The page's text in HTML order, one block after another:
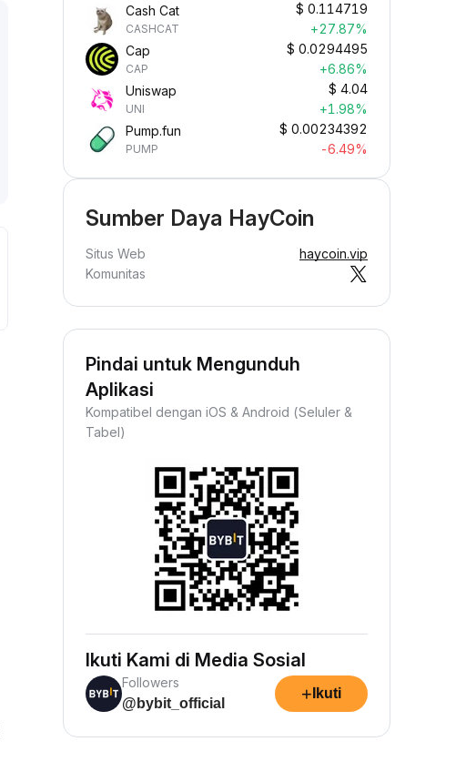
Cash Cat
CASHCAT
$ 0.114719
+27.87%
Cap
CAP
$ 0.0294495
+6.86%
Uniswap
UNI
$ 4.04
+1.98%
Pump.fun
PUMP
$ 0.00234392
-6.49%
Sumber Daya HayCoin
Situs Web
haycoin.vip
Komunitas
Pindai untuk Mengunduh
Aplikasi
Kompatibel dengan iOS & Android (Seluler &
Tabel)
Ikuti Kami di Media Sosial
Followers
@bybit_official
+ Ikuti